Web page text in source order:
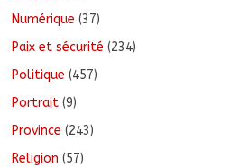
Numérique (37)
Paix et sécurité (234)
Politique (457)
Portrait (9)
Province (243)
Religion (57)